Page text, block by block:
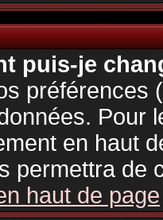
puis-je
préférences
Pour
en haut
permettra de
haut de page